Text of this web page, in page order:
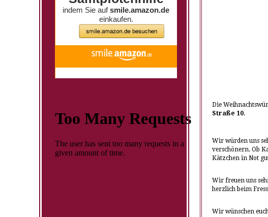
Die
Straße 10.
Wir würden uns
verschönern. Ob
Kätzchen in Not
Wir freuen uns
herzlich beim
Wir wünschen